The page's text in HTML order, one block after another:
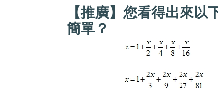
【推廣】您看得出來
簡單？